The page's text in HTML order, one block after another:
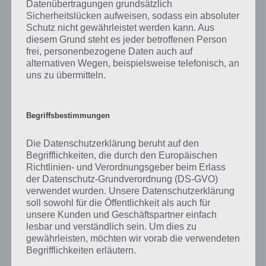
32% – Wald
26% – Kinder
13% – Ball
12% – Spielen
6% – Springen
5% – Spaß
Lösung nicht mehr korrekt?
Lösung von 94 Prozent fehlt, so teile uns die korrekten Lösungen
einfach in den Kommentaren mit. Nur so können wir stets die
aktuellen Antworten auf die zahlreichen Fragen in der App geben.
Darum geht es bei 94%
Was ist 94%? In der App 94% musst du auf Basis eines Bildes oder
einer Aussage die Antworten herausfinden, die von anderen Spielern
am häufigsten genannt worden sind. Nur so kannst du das nächste
Datenübertragungen grundsätzlich
Sicherheitslücken aufweisen, sodass ein absoluter
Schutz nicht gewährleistet werden kann. Aus
diesem Grund steht es jeder betroffenen Person
frei, personenbezogene Daten auch auf
alternativen Wegen, beispielsweise telefonisch, an
uns zu übermitteln.
Begriffsbestimmungen
Die Datenschutzerklärung beruht auf den
Begrifflichkeiten, die durch den Europäischen
Richtlinien- und Verordnungsgeber beim Erlass
der Datenschutz-Grundverordnung (DS-GVO)
verwendet wurden. Unsere Datenschutzerklärung
soll sowohl für die Öffentlichkeit als auch für
unsere Kunden und Geschäftspartner einfach
lesbar und verständlich sein. Um dies zu
gewährleisten, möchten wir vorab die verwendeten
Begrifflichkeiten erläutern.